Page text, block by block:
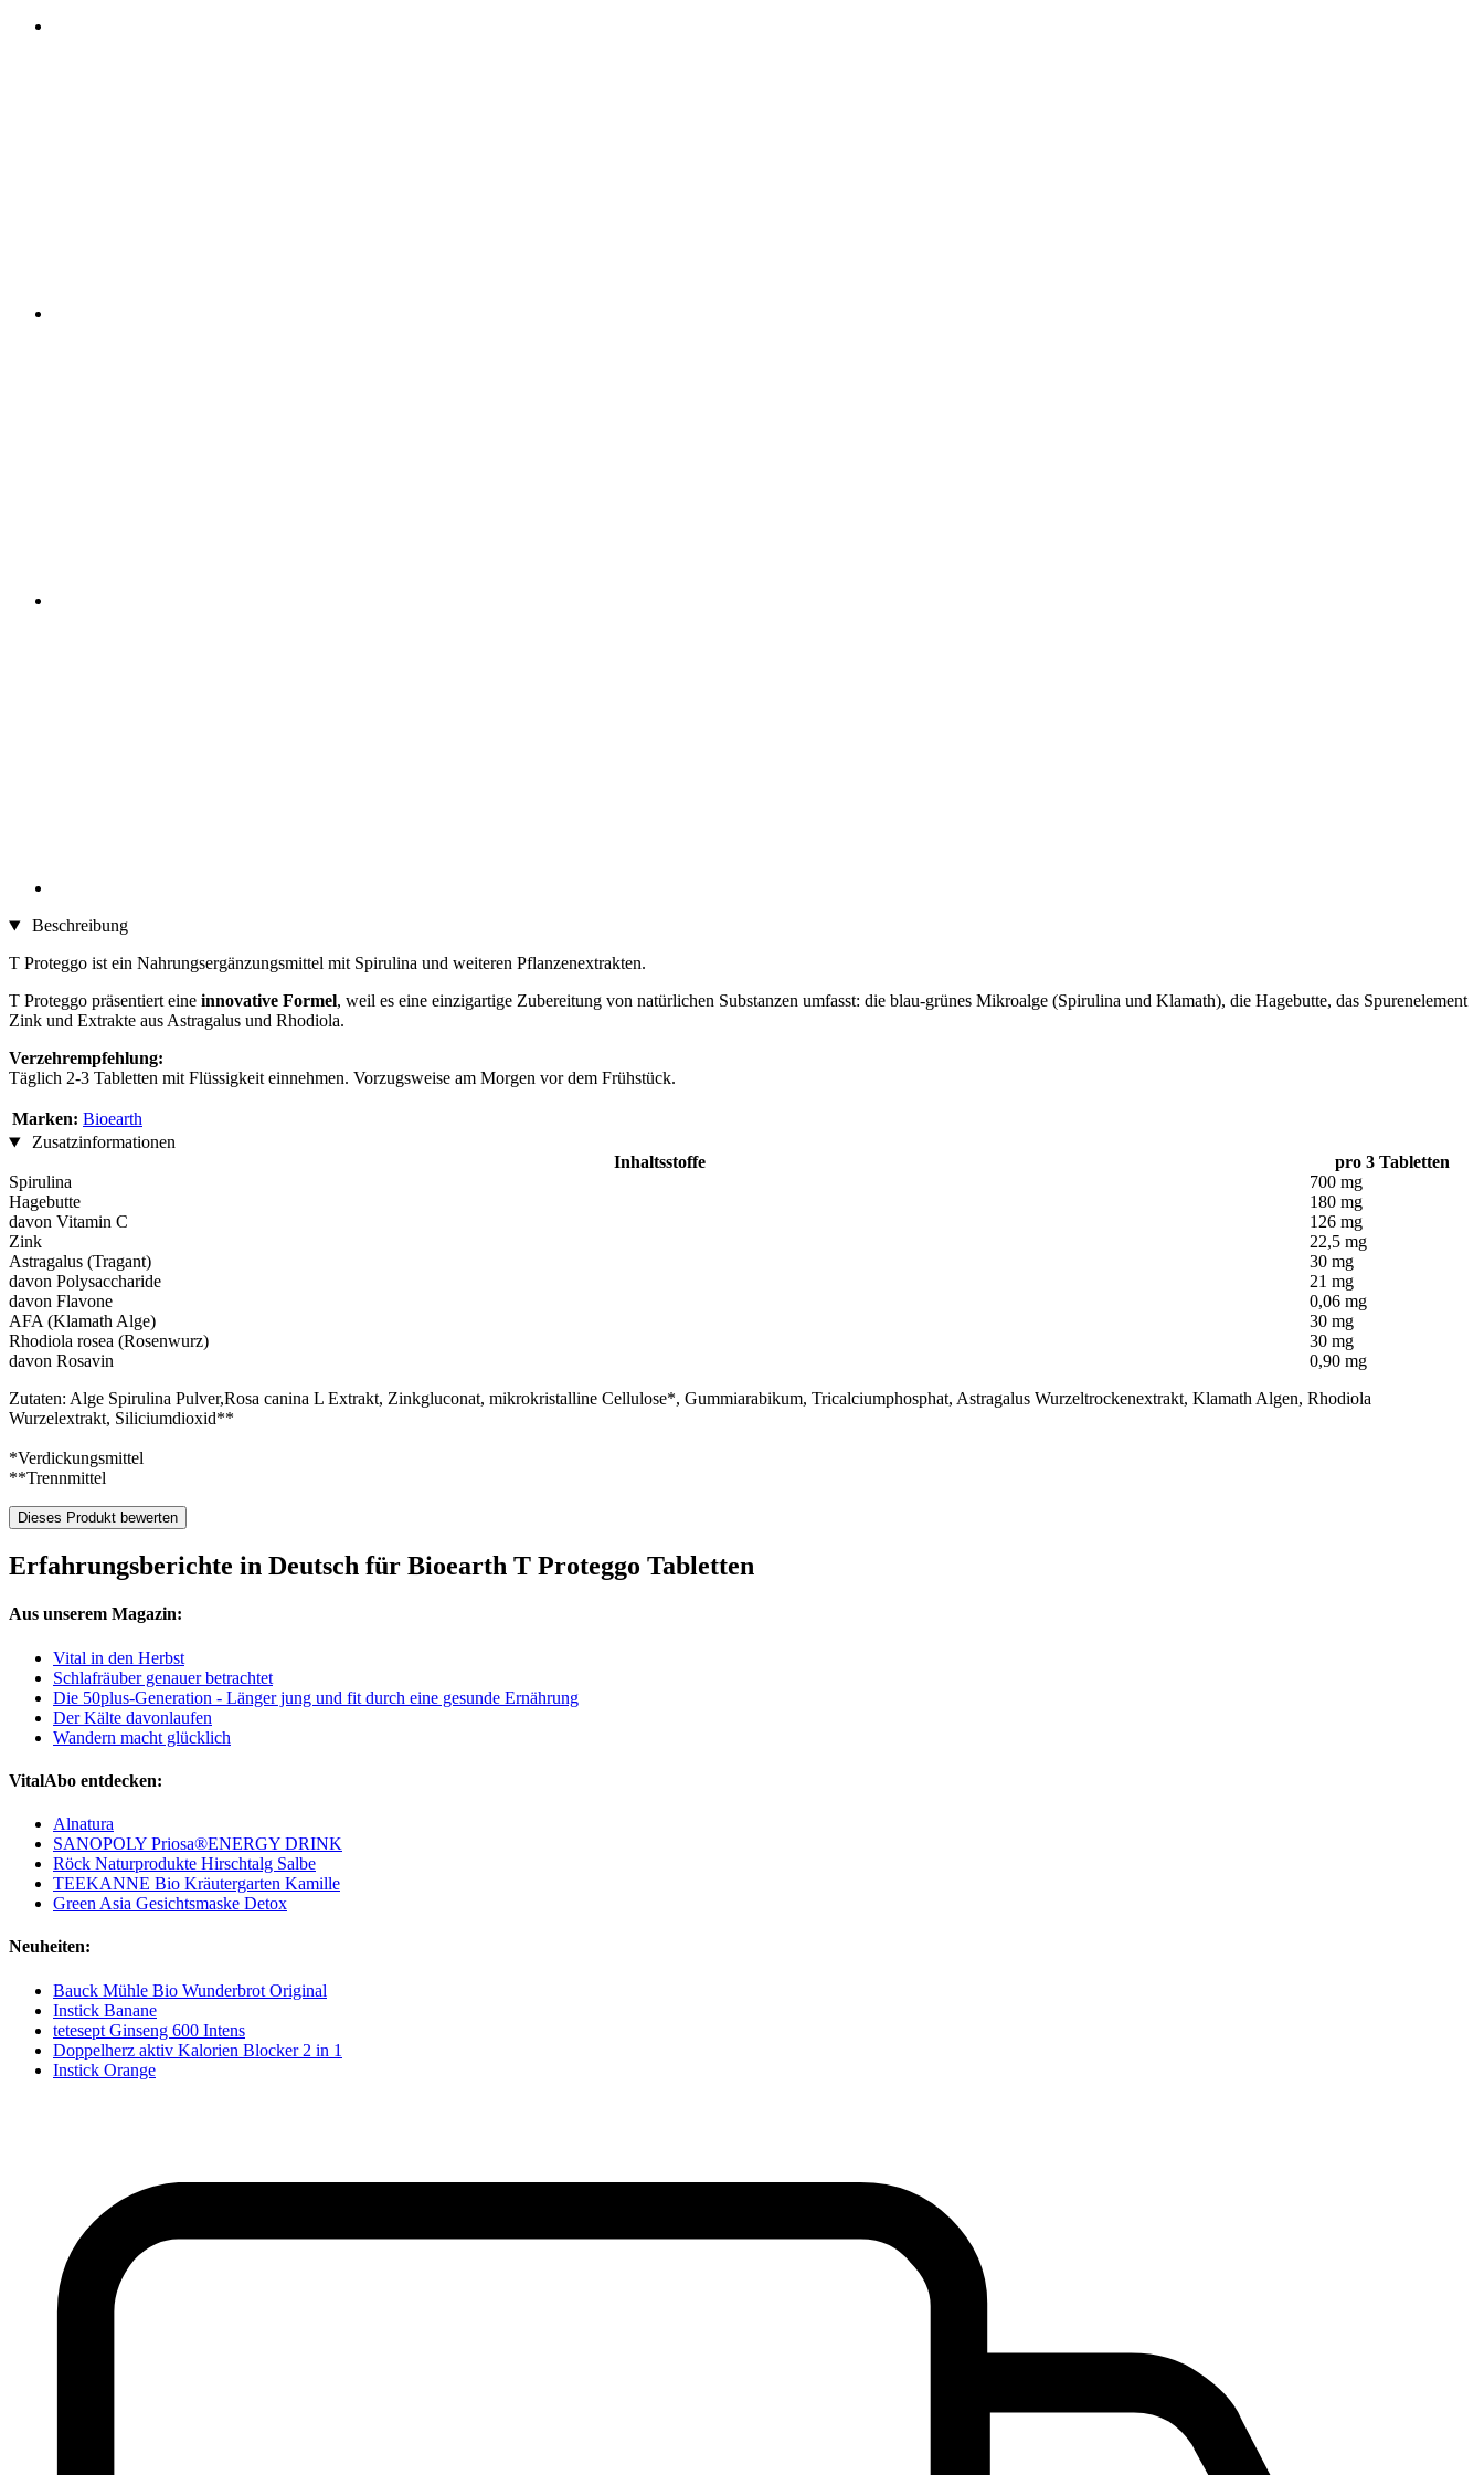
Beschreibung
T Proteggo ist ein Nahrungsergänzungsmittel mit Spirulina und weiteren Pflanzenextrakten.
T Proteggo präsentiert eine innovative Formel, weil es eine einzigartige Zubereitung von natürlichen Substanzen umfasst: die blau-grünes Mikroalge (Spirulina und Klamath), die Hagebutte, das Spurenelement
Zink und Extrakte aus Astragalus und Rhodiola.
Verzehrempfehlung:
Täglich 2-3 Tabletten mit Flüssigkeit einnehmen. Vorzugsweise am Morgen vor dem Frühstück.
Marken: Bioearth
Zusatzinformationen
Inhaltsstoffe
pro 3 Tabletten
Spirulina
700 mg
Hagebutte
180 mg
davon Vitamin C
126 mg
Zink
22,5 mg
Astragalus (Tragant)
30 mg
davon Polysaccharide
21 mg
davon Flavone
0,06 mg
AFA (Klamath Alge)
30 mg
Rhodiola rosea (Rosenwurz)
30 mg
davon Rosavin
0,90 mg
Zutaten: Alge Spirulina Pulver,Rosa canina L Extrakt, Zinkgluconat, mikrokristalline Cellulose*, Gummiarabikum, Tricalciumphosphat, Astragalus Wurzeltrockenextrakt, Klamath Algen, Rhodiola
Wurzelextrakt, Siliciumdioxid**
*Verdickungsmittel
**Trennmittel
Dieses Produkt bewerten
Erfahrungsberichte in Deutsch für Bioearth T Proteggo Tabletten
Aus unserem Magazin:
Vital in den Herbst
Schlafräuber genauer betrachtet
Die 50plus-Generation - Länger jung und fit durch eine gesunde Ernährung
Der Kälte davonlaufen
Wandern macht glücklich
VitalAbo entdecken:
Alnatura
SANOPOLY Priosa®ENERGY DRINK
Röck Naturprodukte Hirschtalg Salbe
TEEKANNE Bio Kräutergarten Kamille
Green Asia Gesichtsmaske Detox
Neuheiten:
Bauck Mühle Bio Wunderbrot Original
Instick Banane
tetesept Ginseng 600 Intens
Doppelherz aktiv Kalorien Blocker 2 in 1
Instick Orange